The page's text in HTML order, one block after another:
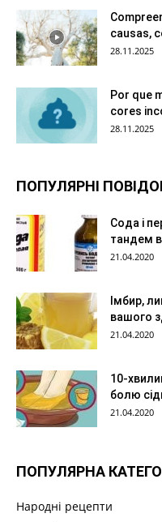
causas,
28.11.2025
Por que
cores
28.11.2025
ПОПУЛЯРНІ
Сода і
тандем
21.04.2020
Імбир,
вашого
21.04.2020
10-
болю
21.04.2020
ПОПУЛЯРНА
Народні рецепти